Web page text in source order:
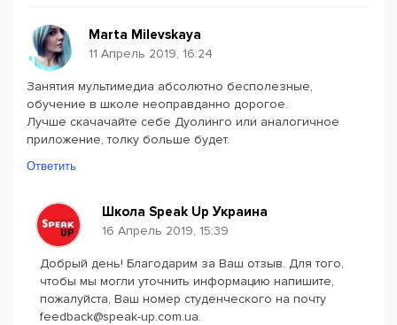
Marta Milevskaya
11 Апрель 2019, 16:24
Занятия мультимедиа абсолютно бесполезные,
обучение в школе неоправданно дорогое.
Лучше скачачайте себе Дуолинго или аналогичное
приложение, толку больше будет.
Ответить
Школа Speak Up Украина
16 Апрель 2019, 15:39
Добрый день! Благодарим за Ваш отзыв. Для того,
чтобы мы могли уточнить информацию напишите,
пожалуйста, Ваш номер студенческого на почту
feedback@speak-up.com.ua.